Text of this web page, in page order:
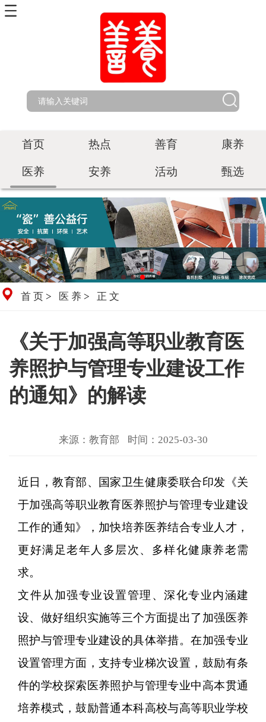
首页 热点 善育 康养
医养 安养 活动 甄选
首页 > 医养 > 正文
《关于加强高等职业教育医
养照护与管理专业建设工作
的通知》的解读
来源：教育部 时间：2025-03-30
近日，教育部、国家卫生健康委联合印发《关
于加强高等职业教育医养照护与管理专业建设
工作的通知》，加快培养医养结合专业人才，
更好满足老年人多层次、多样化健康养老需
求。
文件从加强专业设置管理、深化专业内涵建
设、做好组织实施等三个方面提出了加强医养
照护与管理专业建设的具体举措。在加强专业
设置管理方面，支持专业梯次设置，鼓励有条
件的学校探索医养照护与管理专业中高本贯通
培养模式，鼓励普通本科高校与高等职业学校